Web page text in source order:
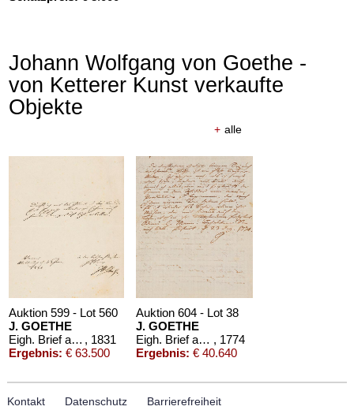
Auktion 610 - Lot 426000325
Schätzpreis:€ 1.500
Johann Wolfgang von Goethe -
von Ketterer Kunst verkaufte
Objekte
+ alle
Auktion 599 - Lot 560
J. GOETHE
Eigh. Brief an A. von Humboldt. 1/2 S. , 1831
Ergebnis: € 63.500
Auktion 604 - Lot 38
J. GOETHE
Eigh. Brief an Boie, 1774 , 1774
Ergebnis: € 40.640
Kontakt Datenschutz Barrierefreiheit